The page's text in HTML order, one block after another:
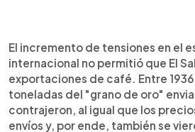
El incremento de tensiones en el
internacional no permitió que El
exportaciones de café. Entre
toneladas del "grano de oro"
contrajeron, al igual que los
envíos y, por ende, también se